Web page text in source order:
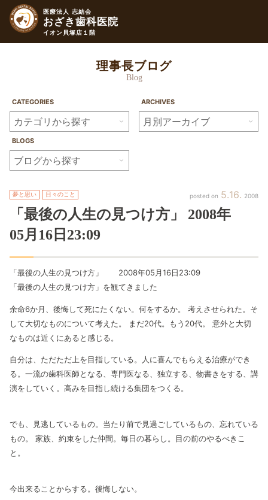
医療法人 志結会
おざき歯科医院
イオン貝塚店１階
理事長ブログ
Blog
CATEGORIES ARCHIVES
BLOGS
5 16 2008
夢と思い 日々のこと
「最後の人生の見つけ方」
2008年
05月 16日 23:09
「最後の人生の見つけ方」 2008年05月16日23:09
「最後の人生の見つけ方」を観てきました
余命6か月、後悔して死にたくない。何をするか。 考えさせられた。そ
して大切なものについて考えた。 まだ20代。もう20代。 意外と大切
なものは近くにあると感じる。
自分は、ただただ上を目指している。人に喜んでもらえる治療ができ
る。一流の歯科医師となる、専門医なる、独立する、物書きをする、講
演をしていく。高みを目指し続ける集団をつくる。
でも、見逃しているもの。当たり前で見過ごしているもの、忘れている
もの。 家族、約束をした仲間。毎日の暮らし。目の前のやるべきこ
と。
今出来ることからする。後悔しない。